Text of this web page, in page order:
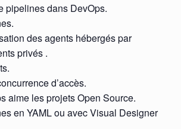
pipelines dans DevOps.
des agents hébergés par
privés .
d’accès.
aime les projets Open Source.
en YAML ou avec Visual Designer